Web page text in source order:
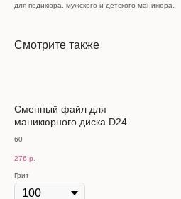
для педикюра, мужского и детского маникюра.
Смотрите также
Сменный файл для
маникюрного диска D24
60
276 р.
Грит